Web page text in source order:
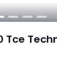
Tce